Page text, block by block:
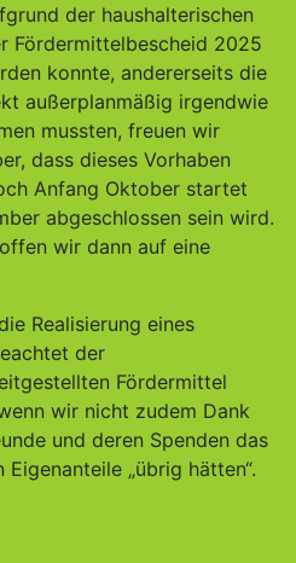
der haushalterischen
Fördermittelbescheid 2025
konnte, andererseits die
außerplanmäßig irgendwie
mussten, freuen wir
dass dieses Vorhaben
Anfang Oktober startet
abgeschlossen sein wird.
wir dann auf eine
Realisierung eines
der
Fördermittel
wir nicht zudem Dank
und deren Spenden das
„übrig hätten“.